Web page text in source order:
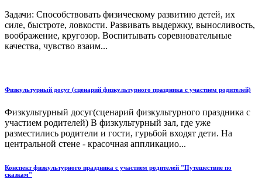
Задачи: Способствовать физическому развитию детей, их
силе, быстроте, ловкости. Развивать выдержку, выносливость,
воображение, кругозор. Воспитывать соревновательные
качества, чувство взаим...
Физкультурный досуг (сценарий физкультурного праздника с участием родителей)
Физкультурный досуг(сценарий физкультурного праздника с
участием родителей) В физкультурный зал, где уже
разместились родители и гости, гурьбой входят дети. На
центральной стене - красочная аппликацио...
Конспект физкультурного праздника с участием родителей "Путешествие по
сказкам"